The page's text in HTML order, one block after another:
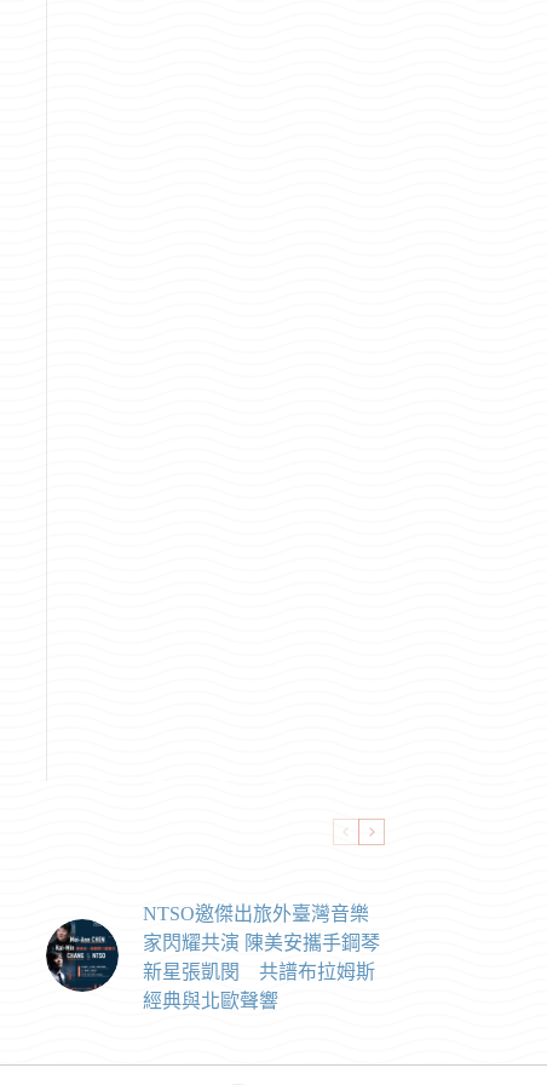
NTSO邀傑出旅外臺灣音樂
家閃耀共演 陳美安攜手鋼琴
新星張凱閔 共譜布拉姆斯
經典與北歐聲響